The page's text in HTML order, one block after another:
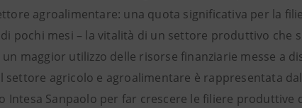
agroalimentare: una quota significativa per la
pochi mesi – la vitalità di un settore produttivo che
maggior utilizzo delle risorse finanziarie messe a
agricolo e agroalimentare è rappresentata
Sanpaolo per far crescere le filiere produttive